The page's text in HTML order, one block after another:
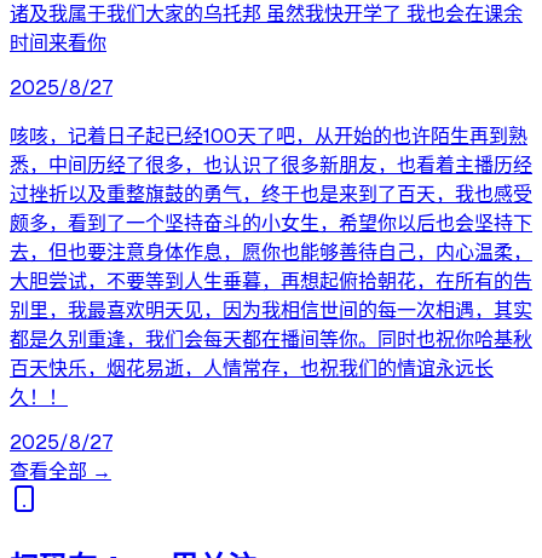
诸及我属于我们大家的乌托邦 虽然我快开学了 我也会在课余
时间来看你
2025/8/27
咳咳，记着日子起已经100天了吧，从开始的也许陌生再到熟
悉，中间历经了很多，也认识了很多新朋友，也看着主播历经
过挫折以及重整旗鼓的勇气，终于也是来到了百天，我也感受
颇多，看到了一个坚持奋斗的小女生，希望你以后也会坚持下
去，但也要注意身体作息，愿你也能够善待自己，内心温柔，
大胆尝试，不要等到人生垂暮，再想起俯拾朝花，在所有的告
别里，我最喜欢明天见，因为我相信世间的每一次相遇，其实
都是久别重逢，我们会每天都在播间等你。同时也祝你哈基秋
百天快乐，烟花易逝，人情常存，也祝我们的情谊永远长
久！！
2025/8/27
查看全部 →